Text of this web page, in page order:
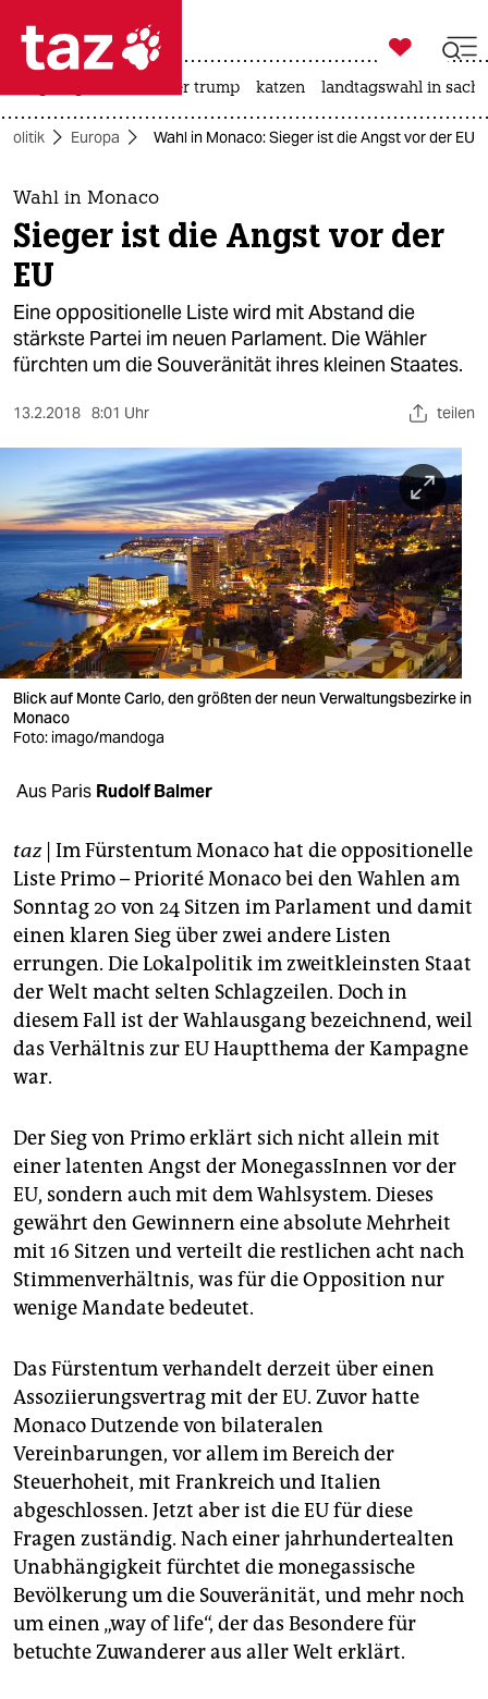
 taz zahl ich
taz zahl ich
themen
politik
öko
gesellschaft
sport
berlin
nord
wahrheit
verlag
verlag
veranstaltungen
unterstützen
abo
genossenschaft
epaper login

taz zahl ich
usa unter trump katzen landtagswahl in
Politik Europa Wahl in Monaco: Sieger ist die Angst vor der EU
Wahl in Monaco
Sieger ist die Angst vor der
EU
Eine oppositionelle Liste wird mit Abstand die
stärkste Partei im neuen Parlament. Die Wähler
fürchten um die Souveränität ihres kleinen Staates.
13.2.2018 8:01 Uhr teilen
Blick auf Monte Carlo, den größten der neun Verwaltungsbezirke in
Monaco
Foto: imago/mandoga
Aus Paris Rudolf Balmer
taz| Im Fürstentum Monaco hat die oppositionelle
Liste Primo – Priorité Monaco bei den Wahlen am
Sonntag 20 von 24 Sitzen im Parlament und damit
einen klaren Sieg über zwei andere Listen
errungen. Die Lokalpolitik im zweitkleinsten Staat
der Welt macht selten Schlagzeilen. Doch in
diesem Fall ist der Wahlausgang bezeichnend, weil
das Verhältnis zur EU Hauptthema der Kampagne
war.
Der Sieg von Primo erklärt sich nicht allein mit
einer latenten Angst der MonegassInnen vor der
EU, sondern auch mit dem Wahlsystem. Dieses
gewährt den Gewinnern eine absolute Mehrheit
mit 16 Sitzen und verteilt die restlichen acht nach
Stimmenverhältnis, was für die Opposition nur
wenige Mandate bedeutet.
Das Fürstentum verhandelt derzeit über einen
Assoziierungsvertrag mit der EU. Zuvor hatte
Monaco Dutzende von bilateralen
Vereinbarungen, vor allem im Bereich der
Steuerhoheit, mit Frankreich und Italien
abgeschlossen. Jetzt aber ist die EU für diese
Fragen zuständig. Nach einer jahrhundertealten
Unabhängigkeit fürchtet die monegassische
Bevölkerung um die Souveränität, und mehr noch
um einen „way of life“, der das Besondere für
betuchte Zuwanderer aus aller Welt erklärt.